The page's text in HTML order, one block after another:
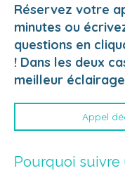
Réservez votre
minutes ou
questions en
! Dans les deux
meilleur
Appel
Pourquoi suivre